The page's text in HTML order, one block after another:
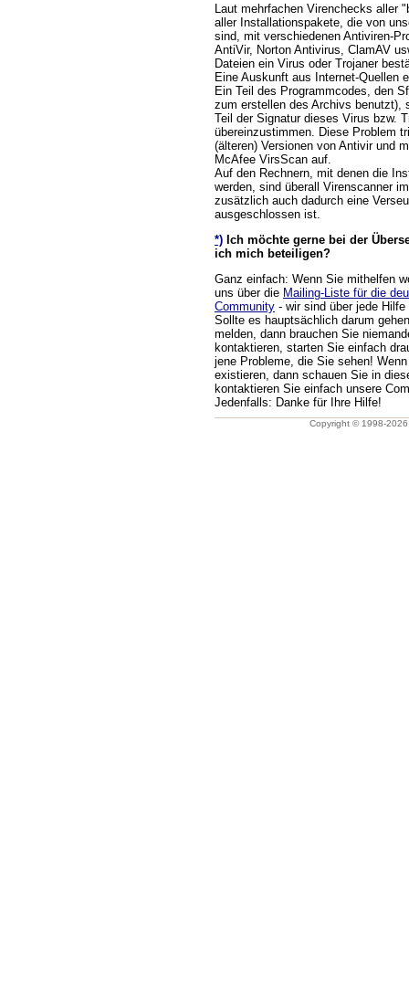
Laut mehrfachen Virenchecks aller
aller Installationspakete, die von
sind, mit verschiedenen Antiviren-
AntiVir, Norton Antivirus, ClamAV
Dateien ein Virus oder Trojaner
Eine Auskunft aus Internet-Quellen
Ein Teil des Programmcodes, den
zum erstellen des Archivs benutzt),
Teil der Signatur dieses Virus bzw.
übereinzustimmen. Diese Problem
(älteren) Versionen von Antivir und
McAfee VirsScan auf.
Auf den Rechnern, mit denen die
werden, sind überall Virenscanner
zusätzlich auch dadurch eine
ausgeschlossen ist.
*) Ich möchte gerne bei der
ich mich beteiligen?
Ganz einfach: Wenn Sie mithelfen
uns über die Mailing-Liste für die
Community - wir sind über jede Hilfe
Sollte es hauptsächlich darum
melden, dann brauchen Sie
kontaktieren, starten Sie einfach
jene Probleme, die Sie sehen!
existieren, dann schauen Sie in
kontaktieren Sie einfach unsere
Jedenfalls: Danke für Ihre Hilfe!
Copyright © 1998-